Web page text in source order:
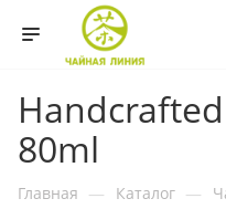
80ml
Главная — Каталог —